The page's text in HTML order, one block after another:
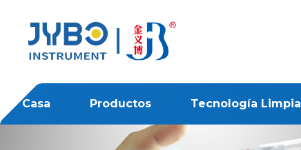
Casa Productos Tecnología Limpia